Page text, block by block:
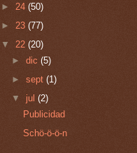
► 24 (50)
► 23 (77)
▼ 22 (20)
►dic(5)
►sept(1)
▼jul(2)
Publicidad
Schö-ö-ö-n